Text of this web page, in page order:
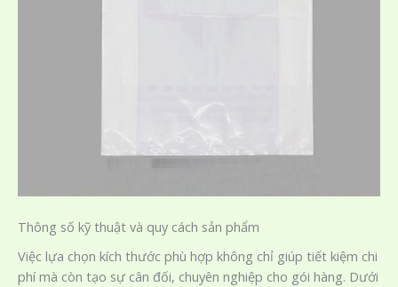
Thông số kỹ thuật và quy cách sản phẩm
Việc lựa chọn kích thước phù hợp không chỉ giúp tiết kiệm chi
phí mà còn tạo sự cân đối, chuyên nghiệp cho gói hàng. Dưới